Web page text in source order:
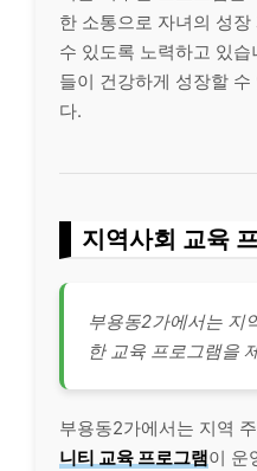
한 소통으로 자녀의 성
수 있도록 노력하고 있
들이 건강하게 성장할
다.
지역사회 교육
부용동2가에서는 지
한 교육 프로그램을
부용동2가에서는 지역
니티 교육 프로그램이 운